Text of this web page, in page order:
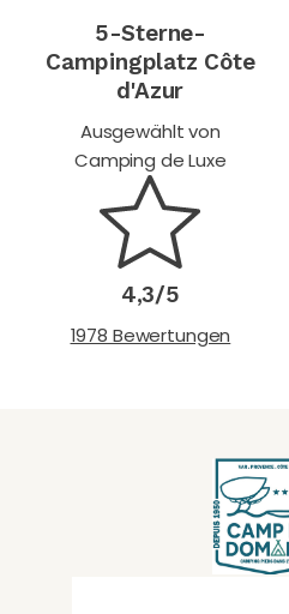
5-Sterne-
Campingplatz Côte
d'Azur
Ausgewählt von
Camping de Luxe
4,3/5
1978 Bewertungen